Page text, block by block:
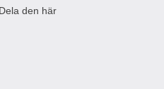
den här